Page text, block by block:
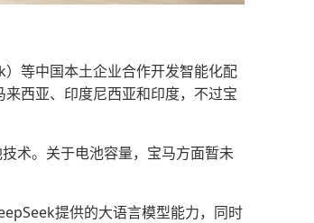
等中国本土企业合作开发智能化配
西亚、印度尼西亚和印度，不过宝
术。关于电池容量，宝马方面暂未
提供的大语言模型能力，同时